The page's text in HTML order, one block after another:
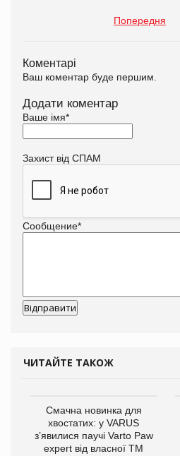
Попередня
Коментарі
Ваш коментар буде першим.
Додати коментар
Ваше імя*
Захист від СПАМ
Сообщение*
ЧИТАЙТЕ ТАКОЖ
Смачна новинка для
хвостатих: у VARUS
з’явилися паучі Varto Paw
expert від власної ТМ